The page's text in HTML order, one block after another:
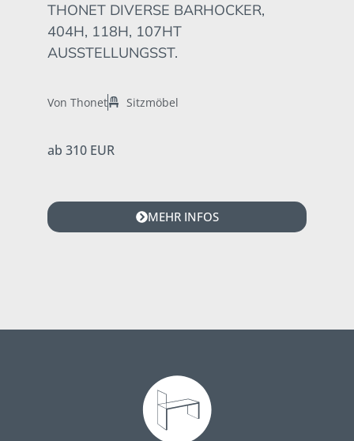
THONET DIVERSE BARHOCKER,
404H, 118H, 107HT
AUSSTELLUNGSST.
Von Thonet Sitzmöbel
ab 310 EUR
MEHR INFOS